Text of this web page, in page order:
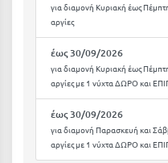
Κάρυστος
Κασσάνδρα
Καστοριά
Κατερίνη
για διαμονή Κυριακή έως
αργίες
έως 30/09/2026
για διαμονή Κυριακή έως
αργίες με 1 νύχτα ΔΩΡΟ και
έως 30/09/2026
για διαμονή Παρασκευή και
αργίες με 1 νύχτα ΔΩΡΟ και